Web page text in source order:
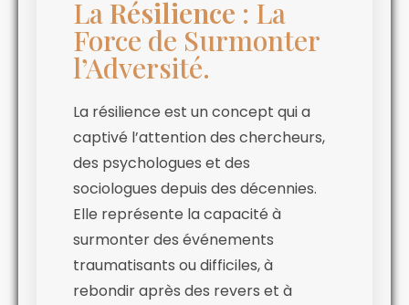
LaRésilience : La
Force de Surmonter
l’Adversité.
La résilience est un concept qui a
captivé l’attention des chercheurs,
des psychologues et des
sociologues depuis des décennies.
Elle représente la capacité à
surmonter des événements
traumatisants ou difficiles, à
rebondir après des revers et à